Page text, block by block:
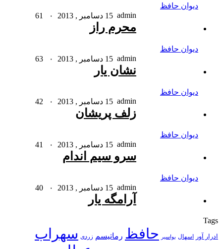
دیوان حافظ
admin 15 دسامبر , 2013 ۰
محرم راز
دیوان حافظ
admin 15 دسامبر , 2013 ۰
نشان یار
دیوان حافظ
admin 15 دسامبر , 2013 ۰
زلف پریشان
دیوان حافظ
admin 15 دسامبر , 2013 ۰
سرو سیم اندام
دیوان حافظ
admin 15 دسامبر , 2013 ۰
آرامگه یار
Tags
ادرار آور اسهال بواسیر حافظ رماتیسم زردی سهراب